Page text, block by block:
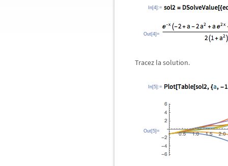
In[4]:=
Out[4]=
Tracez la solution.
In[5]:=
Out[5]=